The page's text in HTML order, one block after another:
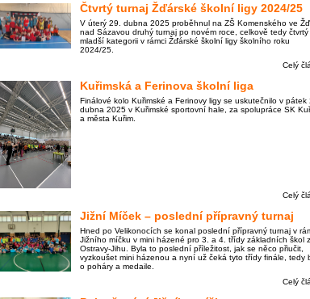
Čtvrtý turnaj Žďárské školní ligy 2024/25
V úterý 29. dubna 2025 proběhnul na ZŠ Komenského ve
nad Sázavou druhý turnaj po novém roce, celkově tedy čtvrtý
mladší kategorii v rámci Žďárské školní ligy školního roku
2024/25.
Celý
Kuřimská a Ferinova školní liga
Finálové kolo Kuřimské a Ferinovy ligy se uskutečnilo v pátek
dubna 2025 v Kuřimské sportovní hale, za spolupráce SK
a města Kuřim.
Celý
Jižní Míček – poslední přípravný turnaj
Hned po Velikonocích se konal poslední přípravný turnaj v
Jižního míčku v mini házené pro 3. a 4. třídy základních škol z
Ostravy-Jihu. Byla to poslední příležitost, jak se něco přiučit,
vyzkoušet mini házenou a nyní už čeká tyto třídy finále, tedy
o poháry a medaile.
Celý